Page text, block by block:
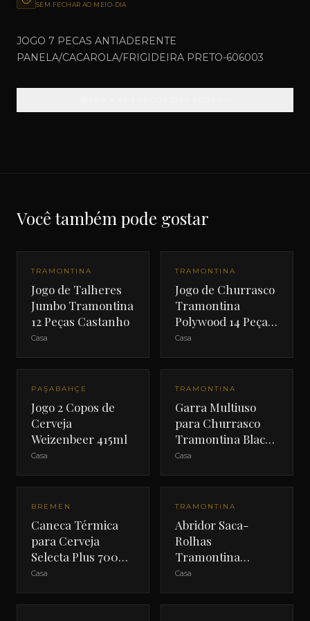
SEM FECHAR AO MEIO-DIA
JOGO 7 PECAS ANTIADERENTE
PANELA/CACAROLA/FRIGIDEIRA PRETO-606003
Você também pode gostar
TRAMONTINA
Jogo de Talheres
Jumbo Tramontina
12 Peças Castanho
Casa
TRAMONTINA
Jogo de Churrasco
Tramontina
Polywood 14 Peças
Vermelho
Casa
PAŞABAHÇE
Jogo 2 Copos de
Cerveja
Weizenbeer 415ml
Casa
TRAMONTINA
Garra Multiuso
para Churrasco
Tramontina Black
Collection
Casa
BREMEN
Caneca Térmica
para Cerveja
Selecta Plus 700ml
Verde
Casa
TRAMONTINA
Abridor Saca-
Rolhas
Tramontina
Harmonize
Casa